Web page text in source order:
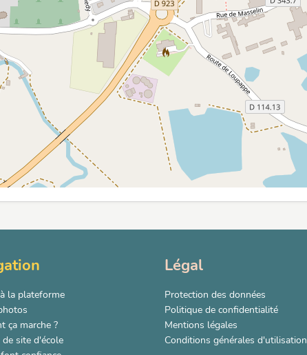
la plateforme
ça marche ?
site d'école
Légal
Protection des données
Politique de confidentialité
Mentions légales
Conditions générales d'utilisation